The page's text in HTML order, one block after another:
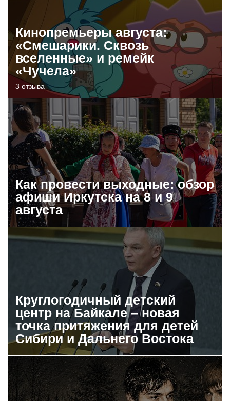
Кинопремьеры августа:
«Смешарики. Сквозь
вселенные» и ремейк
«Чучела»
3 отзыва
Как провести выходные: обзор
афиши Иркутска на 8 и 9
августа
Круглогодичный детский
центр на Байкале – новая
точка притяжения для детей
Сибири и Дальнего Востока